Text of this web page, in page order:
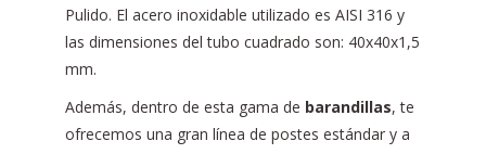
Pulido. El acero inoxidable utilizado es AISI 316 y
las dimensiones del tubo cuadrado son: 40x40x1,5
mm.
Además, dentro de esta gama de barandillas, te
ofrecemos una gran línea de postes estándar y a